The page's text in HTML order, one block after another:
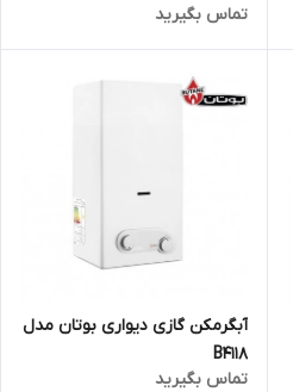
تماس بگیرید
آبگرمکن گازی دیواری بوتان مدل
B4118
تماس بگیرید